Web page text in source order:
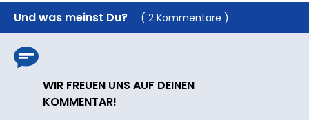
Und was meinst Du? ( 2 Kommentare )
WIR FREUEN UNS AUF DEINEN
KOMMENTAR!